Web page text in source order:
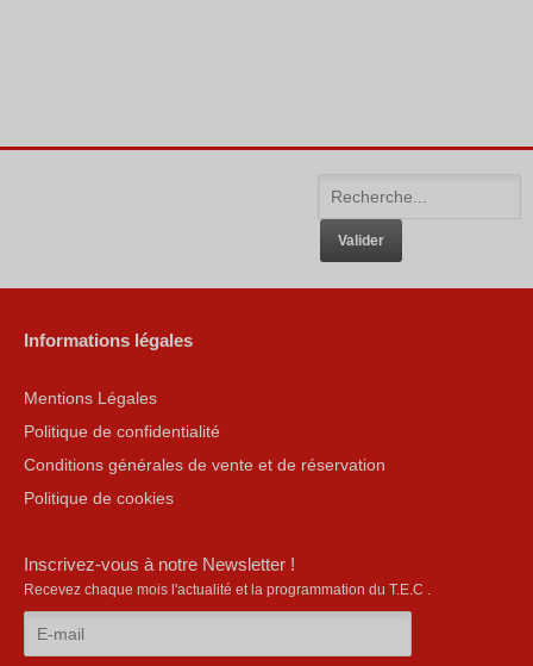
Informations légales
Mentions Légales
Politique de confidentialité
Conditions générales de vente et de réservation
Politique de cookies
Inscrivez-vous à notre Newsletter !
Recevez chaque mois l'actualité et la programmation du T.E.C .